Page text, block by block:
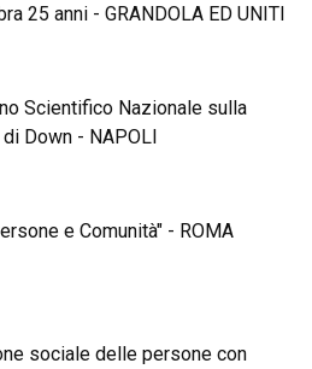
25 anni - GRANDOLA ED UNITI
Scientifico Nazionale sulla
Down - NAPOLI
e Comunità" - ROMA
sociale delle persone con